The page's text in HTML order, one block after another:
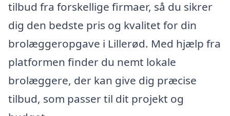
tilbud fra forskellige firmaer, så du sikrer
dig den bedste pris og kvalitet for din
brolæggeropgave i Lillerød. Med hjælp fra
platformen finder du nemt lokale
brolæggere, der kan give dig præcise
tilbud, som passer til dit projekt og